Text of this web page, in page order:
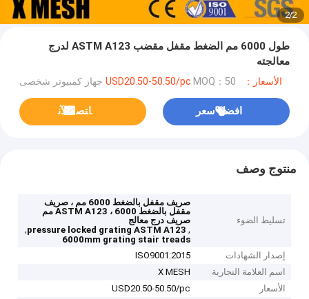
2
/
2
طول 6000 مم الضغط مقفل مقضب ASTM A123 لدرج
معالجته
الأسعار：USD20.50-50.50/pc MOQ：50 جهاز كمبيوتر شخصى
افضل سعر ﺎﺘﺼﻟ ﺍﻶﻧ
منتوج وصف
تسليط الضوء
صريف مقفل بالضغط 6000 مم ، صريف
مقفل بالضغط ASTM A123 ، 6000 مم
صريف درج معالج
,
pressure locked grating ASTM A123
,
6000mm grating stair treads
إصدار الشهادات
ISO9001:2015
اسم العلامة التجارية
X MESH
الأسعار
USD20.50-50.50/pc